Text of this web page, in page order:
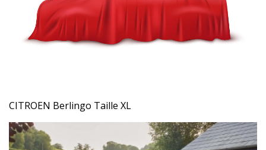
CITROEN Berlingo Taille XL